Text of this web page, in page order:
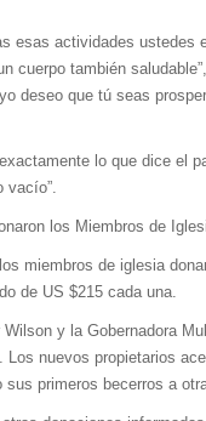
esas actividades ustedes
cuerpo también
deseo que tú seas
lo que dice el
vacío”.
los Miembros de
miembros de iglesia
de US $215 cada una.
Wilson y la Gobernadora
Los nuevos propietarios
sus primeros becerros a